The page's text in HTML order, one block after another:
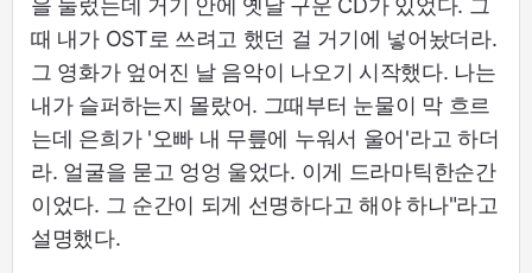
때 내가 OST로 쓰려고 했던 걸 거기에 넣어놨더라.
그 영화가 엎어진 날 음악이 나오기 시작했다. 나는
내가 슬퍼하는지 몰랐어. 그때부터 눈물이 막 흐르
는데 은희가 '오빠 내 무릎에 누워서 울어'라고 하더
라. 얼굴을 묻고 엉엉 울었다. 이게 드라마틱한순간
이었다. 그 순간이 되게 선명하다고 해야 하나"라고
설명했다.